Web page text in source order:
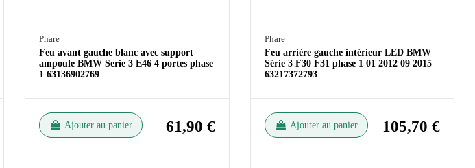
Phare
Feu avant gauche blanc avec support
ampoule BMW Serie 3 E46 4 portes phase
1 63136902769
Ajouter au panier 61,90 €
Phare
Feu arrière gauche intérieur LED BMW
Série 3 F30 F31 phase 1 01 2012 09 2015
63217372793
Ajouter au panier 105,70 €